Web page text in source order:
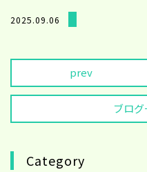
2025.09.06
prev
ブロ
Category